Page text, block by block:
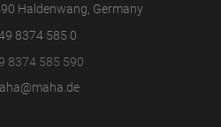
Haldenwang, Germany
8374 585 0
8374 585 590